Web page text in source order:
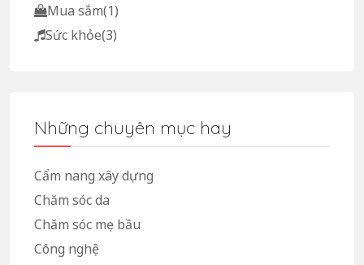
Mua sắm(1)
Sức khỏe(3)
Những chuyên mục hay
Cẩm nang xây dựng
Chăm sóc da
Chăm sóc mẹ bầu
Công nghệ